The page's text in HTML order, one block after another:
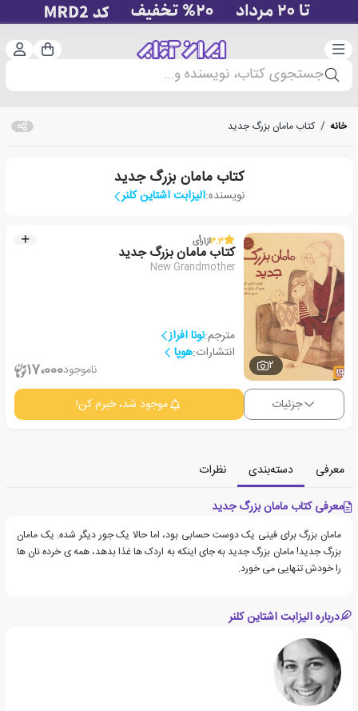
دسته‌بندی سبد
جستجوی کتاب، نویسنده و...
خانه / کتاب مامان بزرگ جدید
کتاب مامان بزرگ جدید
نویسنده:الیزابت اشتاین کلنر
2
3.3از1رأی
کتاب مامان بزرگ جدید
New Grandmother
مترجم:نونا افراز
انتشارات:هوپا
ناموجود17،000
جزئیات موجود شد، خبرم کن!
معرفی دسته‌بندی
نظرات
معرفی کتاب مامان بزرگ جدید
مامان بزرگ برای فینی یک دوست حسابی بود، اما حالا یک جور دیگر شده. یک مامان
بزرگ جدید! مامان بزرگ جدید به جای اینکه به اردک ها غذا بدهد، همه ی خرده نان ها
را خودش تنهایی می خورد.
درباره الیزابت اشتاین کلنر